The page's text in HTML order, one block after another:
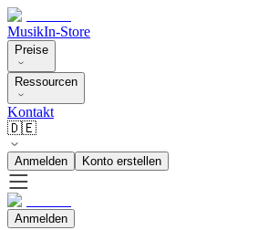
MusikIn-Store
Preise
Ressourcen
Kontakt
🇩🇪
Anmelden Konto erstellen
Anmelden